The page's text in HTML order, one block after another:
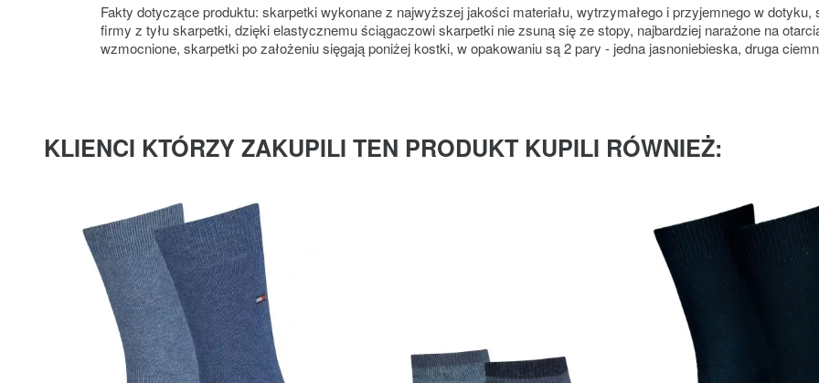
Fakty dotyczące produktu: skarpetki wykonane z najwyższej jakości materiału, wytrzymałego i przyjemnego w
firmy z tyłu skarpetki, dzięki elastycznemu ściągaczowi skarpetki nie zsuną się ze stopy, najbardziej narażone na
wzmocnione, skarpetki po założeniu sięgają poniżej kostki, w opakowaniu są 2 pary - jedna jasnoniebieska, druga
KLIENCI KTÓRZY ZAKUPILI TEN PRODUKT KUPILI RÓWNIEŻ: